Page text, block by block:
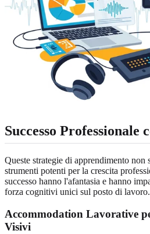
Successo Professionale
Queste strategie di apprendimento non
strumenti potenti per la crescita
successo hanno l'afantasia e hanno
forza cognitivi unici sul posto di lavoro.
Accommodation Lavorative
Visivi